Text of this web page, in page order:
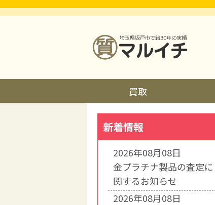
買取
新着情報
2026年08月08日
金プラチナ製品の査定に
関するお知らせ
2026年08月08日